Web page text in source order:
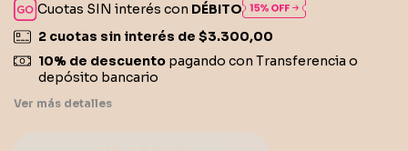
Cuotas SIN interés con DÉBITO
2 cuotas sin interés de $3.300,00
10% de descuentopagando con Transferencia o
depósito bancario
Ver más detalles